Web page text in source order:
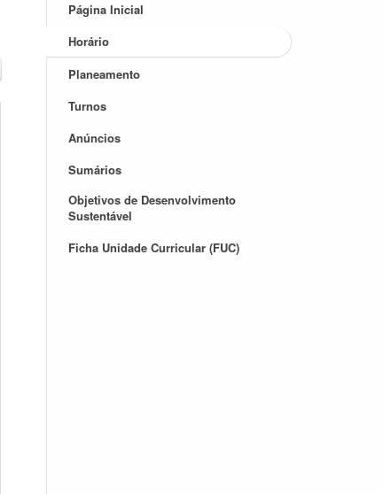
Página Inicial
Horário
Planeamento
Turnos
Anúncios
Sumários
Objetivos de Desenvolvimento
Sustentável
Ficha Unidade Curricular (FUC)